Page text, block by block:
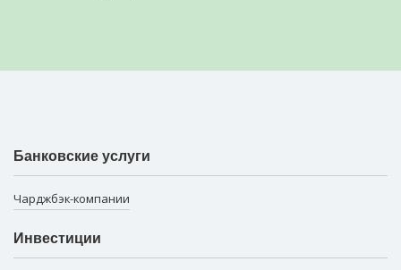
Банковские услуги
Чарджбэк-компании
Инвестиции